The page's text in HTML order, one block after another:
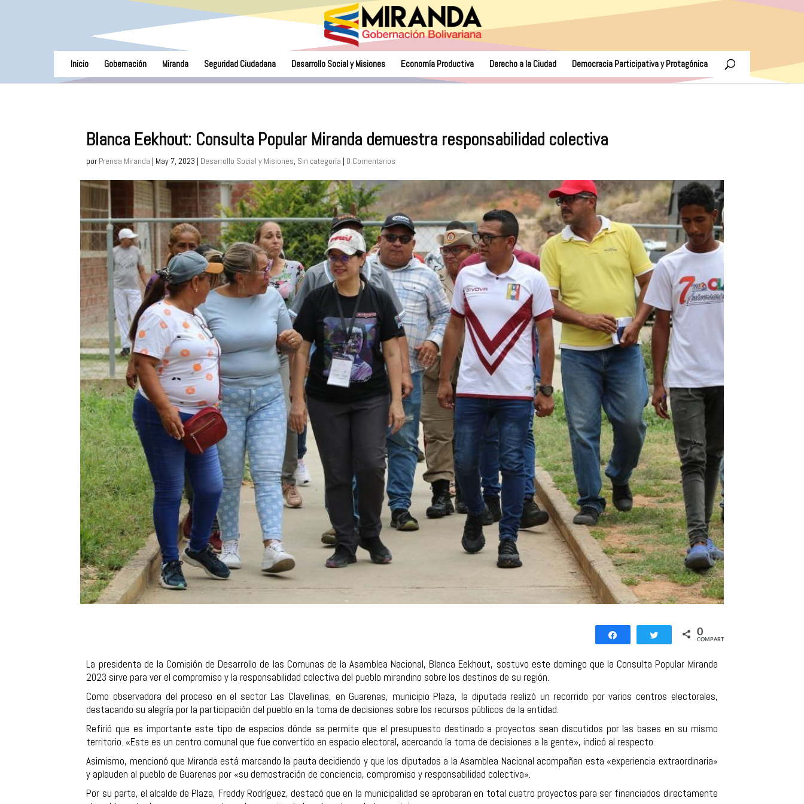
Inicio Gobernación Miranda Seguridad Ciudadana Desarrollo Social y Misiones Economía Productiva Derecho a la Ciudad Democracia Participativa y Protagónica
Blanca Eekhout: Consulta Popular Miranda demuestra responsabilidad colectiva
por Prensa Miranda | May 7, 2023 | Desarrollo Social y Misiones, Sin categoría | 0 Comentarios
Compartir Twittear 0
COMPARTIR
La presidenta de la Comisión de Desarrollo de las Comunas de la Asamblea Nacional, Blanca Eekhout, sostuvo este domingo que la Consulta Popular Miranda
2023 sirve para ver el compromiso y la responsabilidad colectiva del pueblo mirandino sobre los destinos de su región.
Como observadora del proceso en el sector Las Clavellinas, en Guarenas, municipio Plaza, la diputada realizó un recorrido por varios centros electorales,
destacando su alegría por la participación del pueblo en la toma de decisiones sobre los recursos públicos de la entidad.
Refirió que es importante este tipo de espacios dónde se permite que el presupuesto destinado a proyectos sean discutidos por las bases en su mismo
territorio. «Este es un centro comunal que fue convertido en espacio electoral, acercando la toma de decisiones a la gente», indicó al respecto.
Asimismo, mencionó que Miranda está marcando la pauta decidiendo y que los diputados a la Asamblea Nacional acompañan esta «experiencia extraordinaria»
y aplauden al pueblo de Guarenas por «su demostración de conciencia, compromiso y responsabilidad colectiva».
Por su parte, el alcalde de Plaza, Freddy Rodríguez, destacó que en la municipalidad se aprobaran en total cuatro proyectos para ser financiados directamente